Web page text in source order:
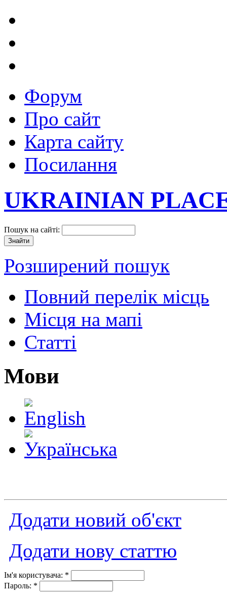
Форум
Про сайт
Карта сайту
Посилання
UKRAINIAN
Пошук на сайті:
Розширений пошук
Повний перелік місць
Місця на мапі
Статті
Мови
Додати новий об'єкт
Додати нову статтю
Ім'я користувача: *
Пароль: *